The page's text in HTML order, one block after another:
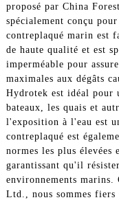
proposé par China
spécialement conçu
contreplaqué marin est
de haute qualité et est
imperméable pour
maximales aux dégâts
Hydrotek est idéal pour
bateaux, les quais et
l'exposition à l'eau est
contreplaqué est
normes les plus élevées
garantissant qu'il
environnements marins.
Ltd., nous sommes